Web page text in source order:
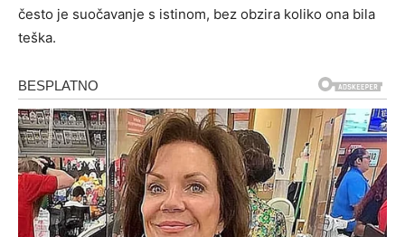
često je suočavanje s istinom, bez obzira koliko ona bila
teška.